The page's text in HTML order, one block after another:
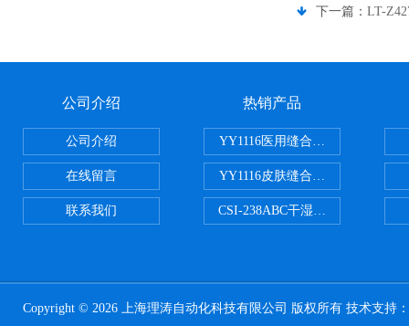
下一篇： LT-
公司介绍
公司介绍
在线留言
联系我们
热销产品
YY1116医用缝合线线径试验仪
YY1116皮肤缝合线线径测量仪
CSI-238ABC干湿电动摩擦色牢度
Copyright © 2026 上海理涛自动化科技有限公司 版权所有 技术支持：